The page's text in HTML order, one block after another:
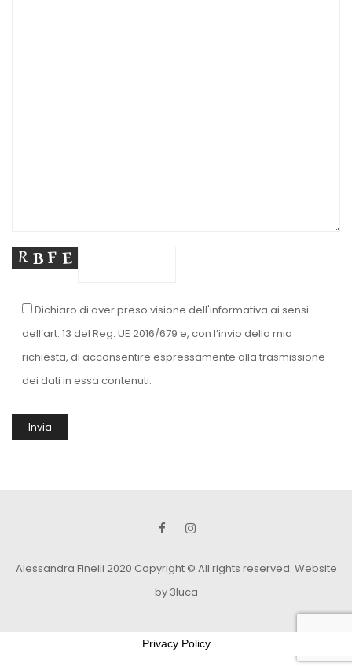
Dichiaro di aver preso visione dell'informativa ai sensi
dell’art. 13 del Reg. UE 2016/679 e, con l’invio della mia
richiesta, di acconsentire espressamente alla trasmissione
dei dati in essa contenuti.
Alessandra Finelli 2020 Copyright © All rights reserved. Website
by 3luca
Privacy Policy